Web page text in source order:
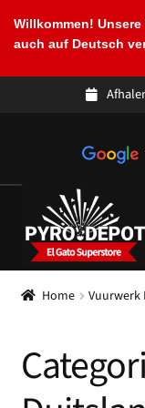
Willkommen!
auch auf Deutsch
door
naar
navigatie
naar
de
inhoud
Over ons
Klantenservice
Home Vuurwerk